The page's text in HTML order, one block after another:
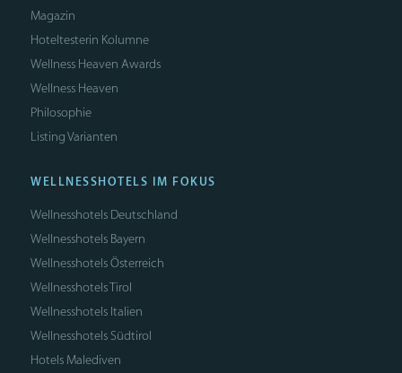
Magazin
Hoteltesterin Kolumne
Wellness Heaven Awards
Wellness Heaven
Philosophie
Listing Varianten
WELLNESSHOTELS IM FOKUS
Wellnesshotels Deutschland
Wellnesshotels Bayern
Wellnesshotels Österreich
Wellnesshotels Tirol
Wellnesshotels Italien
Wellnesshotels Südtirol
Hotels Malediven